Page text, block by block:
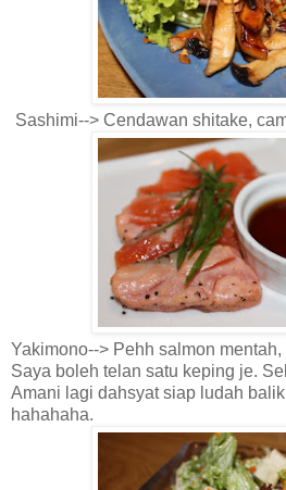
Sashimi--> Cendawan shitake,
Yakimono--> Pehh salmon
Saya boleh telan satu keping je.
Amani lagi dahsyat siap ludah
hahahaha.